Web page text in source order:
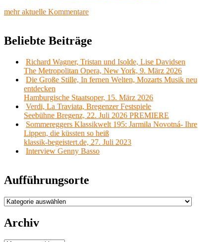
mehr aktuelle Kommentare
Beliebte Beiträge
Richard Wagner, Tristan und Isolde, Lise Davidsen
The Metropolitan Opera, New York, 9. März 2026
Die Große Stille, In fernen Welten, Mozarts Musik neu
entdecken
Hamburgische Staatsoper, 15. März 2026
Verdi, La Traviata, Bregenzer Festspiele
Seebühne Bregenz, 22. Juli 2026 PREMIERE
Sommereggers Klassikwelt 195: Jarmila Novotná- Ihre
Lippen, die küssten so heiß
klassik-begeistert.de, 27. Juli 2023
Interview Genny Basso
Aufführungsorte
Aufführungsorte
Archiv